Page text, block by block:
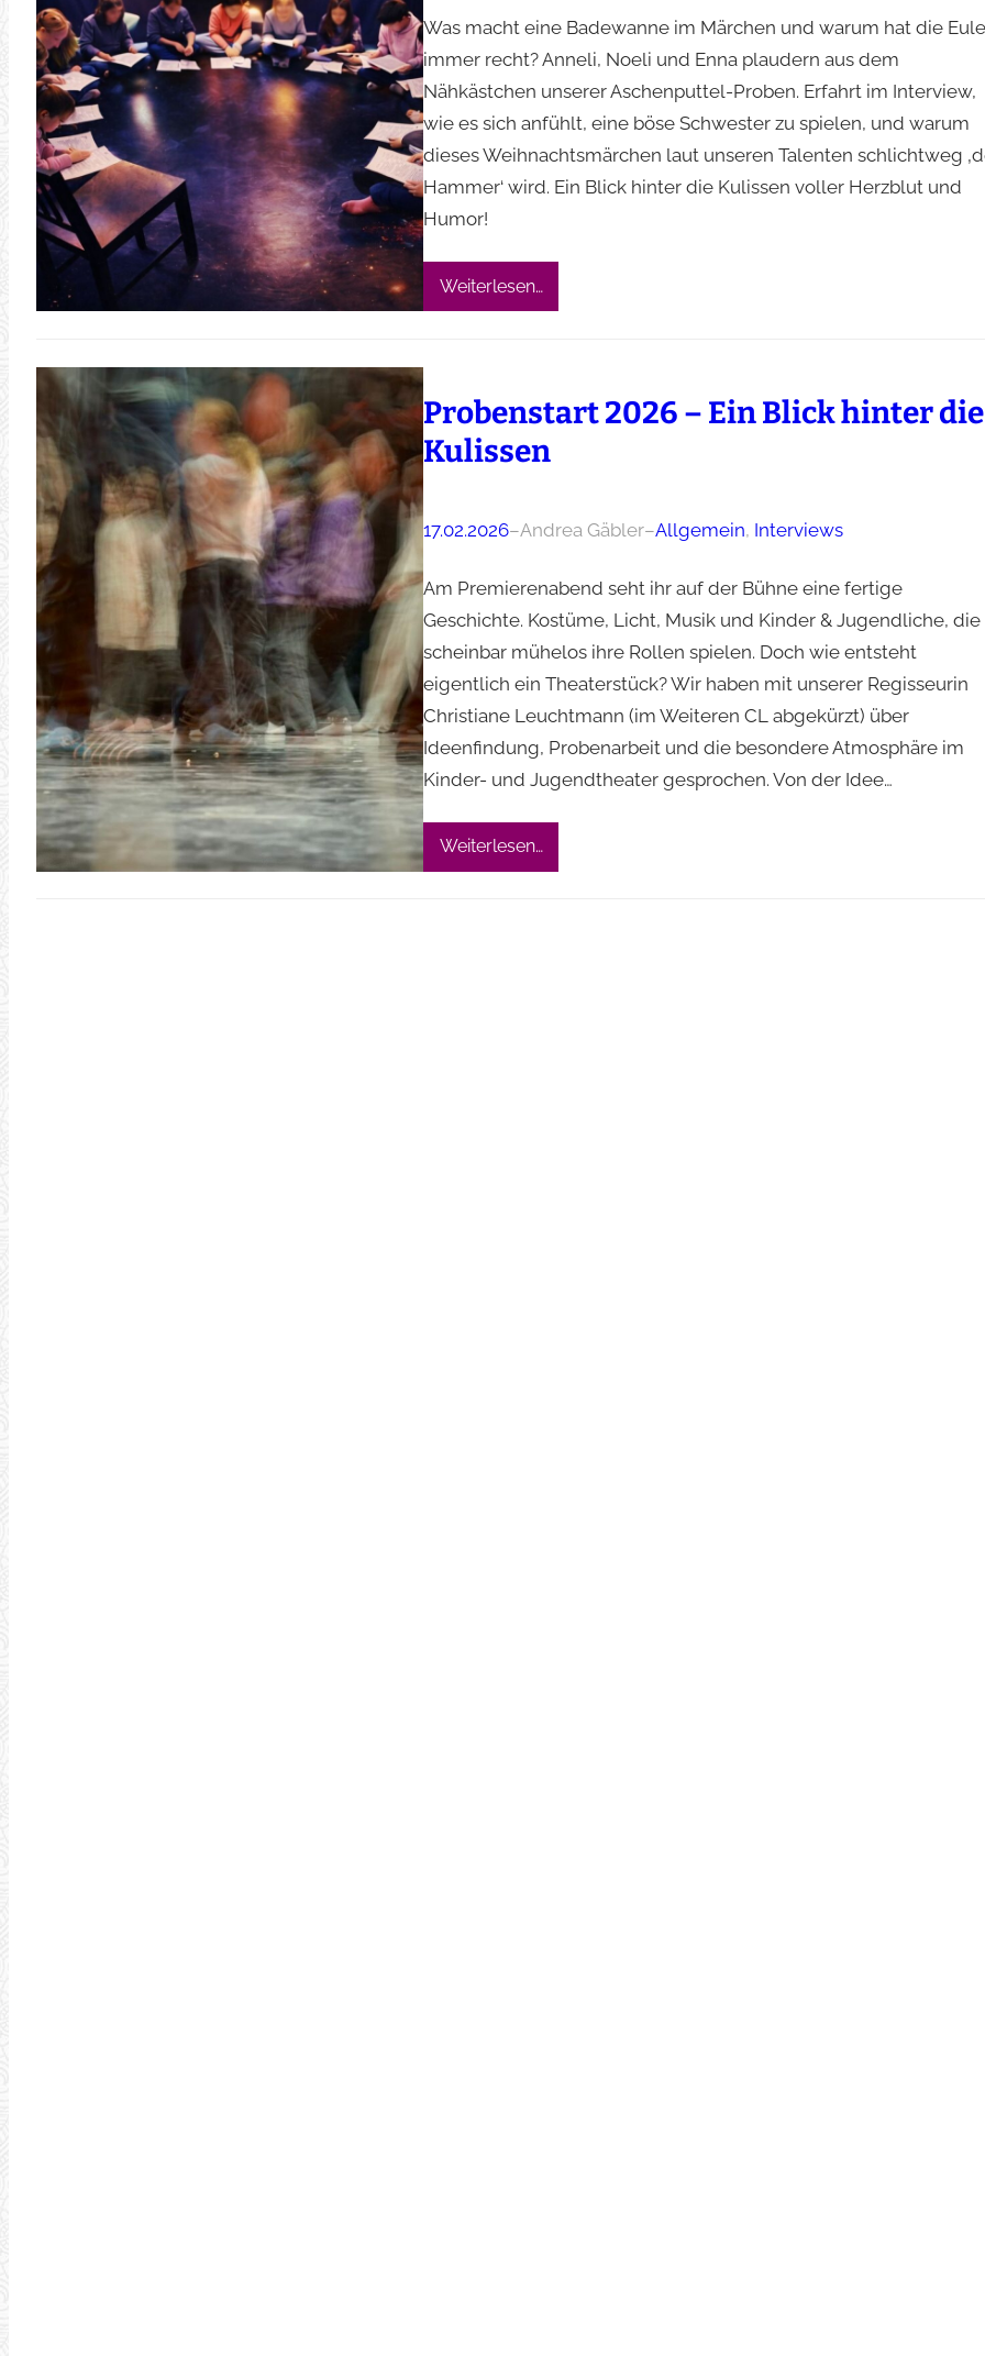
Was macht eine Badewanne im Märchen und warum hat die Eule
immer recht? Anneli, Noeli und Enna plaudern aus dem
Nähkästchen unserer Aschenputtel-Proben. Erfahrt im Interview,
wie es sich anfühlt, eine böse Schwester zu spielen, und warum
dieses Weihnachtsmärchen laut unseren Talenten schlichtweg
Hammer‘ wird. Ein Blick hinter die Kulissen voller Herzblut und
Humor!
Weiterlesen…
Probenstart 2026 – Ein Blick hinter die
Kulissen
17.02.2026–Andrea Gäbler–Allgemein, Interviews
Am Premierenabend seht ihr auf der Bühne eine fertige
Geschichte. Kostüme, Licht, Musik und Kinder & Jugendliche, die
scheinbar mühelos ihre Rollen spielen. Doch wie entsteht
eigentlich ein Theaterstück? Wir haben mit unserer Regisseurin
Christiane Leuchtmann (im Weiteren CL abgekürzt) über
Ideenfindung, Probenarbeit und die besondere Atmosphäre im
Kinder- und Jugendtheater gesprochen. Von der Idee…
Weiterlesen…